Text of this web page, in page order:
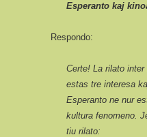
Esperanto kaj
Respondo:
Certe! La rilato
estas tre interesa
Esperanto ne nur
kultura fenomeno.
tiu rilato: